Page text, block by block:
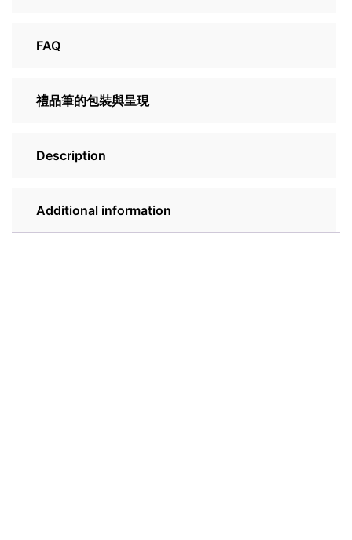
FAQ
禮品筆的包裝與呈現
Description
Additional information